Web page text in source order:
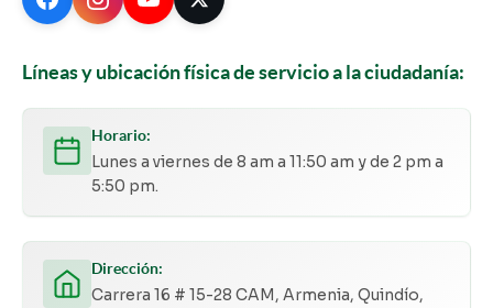
Líneas y ubicación física de servicio a la ciudadanía:
Horario:
Lunes a viernes de 8 am a 11:50 am y de 2 pm a
5:50 pm.
Dirección:
Carrera 16 # 15-28 CAM, Armenia, Quindío,